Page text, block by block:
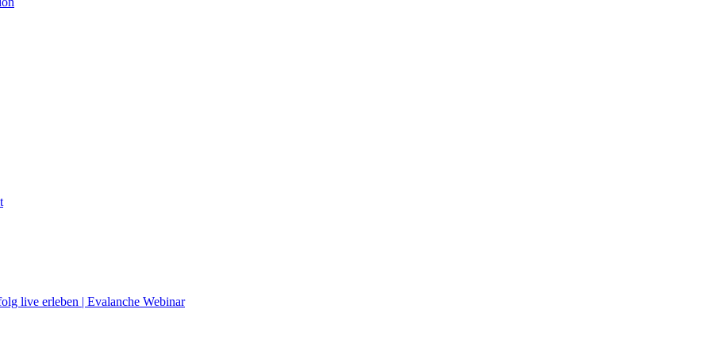
live erleben | Evalanche Webinar